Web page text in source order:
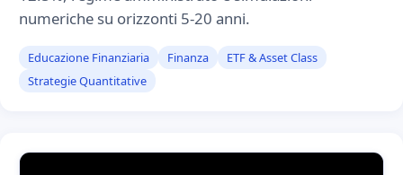
numeriche su orizzonti 5-20 anni.
Educazione Finanziaria Finanza
ETF & Asset Class
Strategie Quantitative